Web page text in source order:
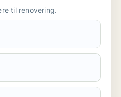
til renovering.